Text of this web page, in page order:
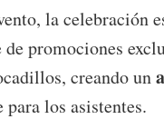
la celebración
de promociones
creando un
los asistentes.